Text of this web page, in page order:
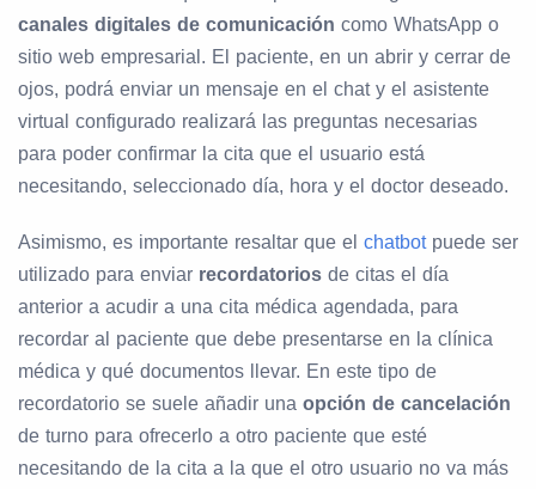
canales digitales de comunicación como WhatsApp o
sitio web empresarial. El paciente, en un abrir y cerrar de
ojos, podrá enviar un mensaje en el chat y el asistente
virtual configurado realizará las preguntas necesarias
para poder confirmar la cita que el usuario está
necesitando, seleccionado día, hora y el doctor deseado.
Asimismo, es importante resaltar que el chatbotpuede ser
utilizado para enviar recordatorios de citas el día
anterior a acudir a una cita médica agendada, para
recordar al paciente que debe presentarse en la clínica
médica y qué documentos llevar. En este tipo de
recordatorio se suele añadir una opción de cancelación
de turno para ofrecerlo a otro paciente que esté
necesitando de la cita a la que el otro usuario no va más